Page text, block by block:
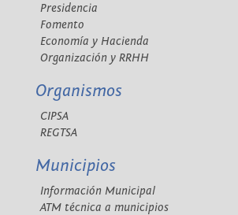
Presidencia
Fomento
Economía y Hacienda
Organización y RRHH
Organismos
CIPSA
REGTSA
Municipios
Información Municipal
ATM técnica a municipios